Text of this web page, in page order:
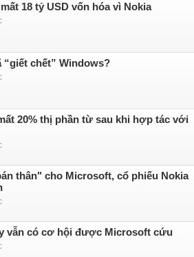
18 tỷ USD vốn hóa vì Nokia
“giết chết” Windows?
20% thị phần từ sau khi hợp tác với
thân" cho Microsoft, cổ phiếu Nokia
vẫn có cơ hội được Microsoft cứu